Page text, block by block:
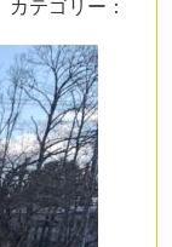
カテゴリー：